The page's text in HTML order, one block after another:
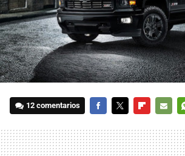
12 comentarios
MAIL